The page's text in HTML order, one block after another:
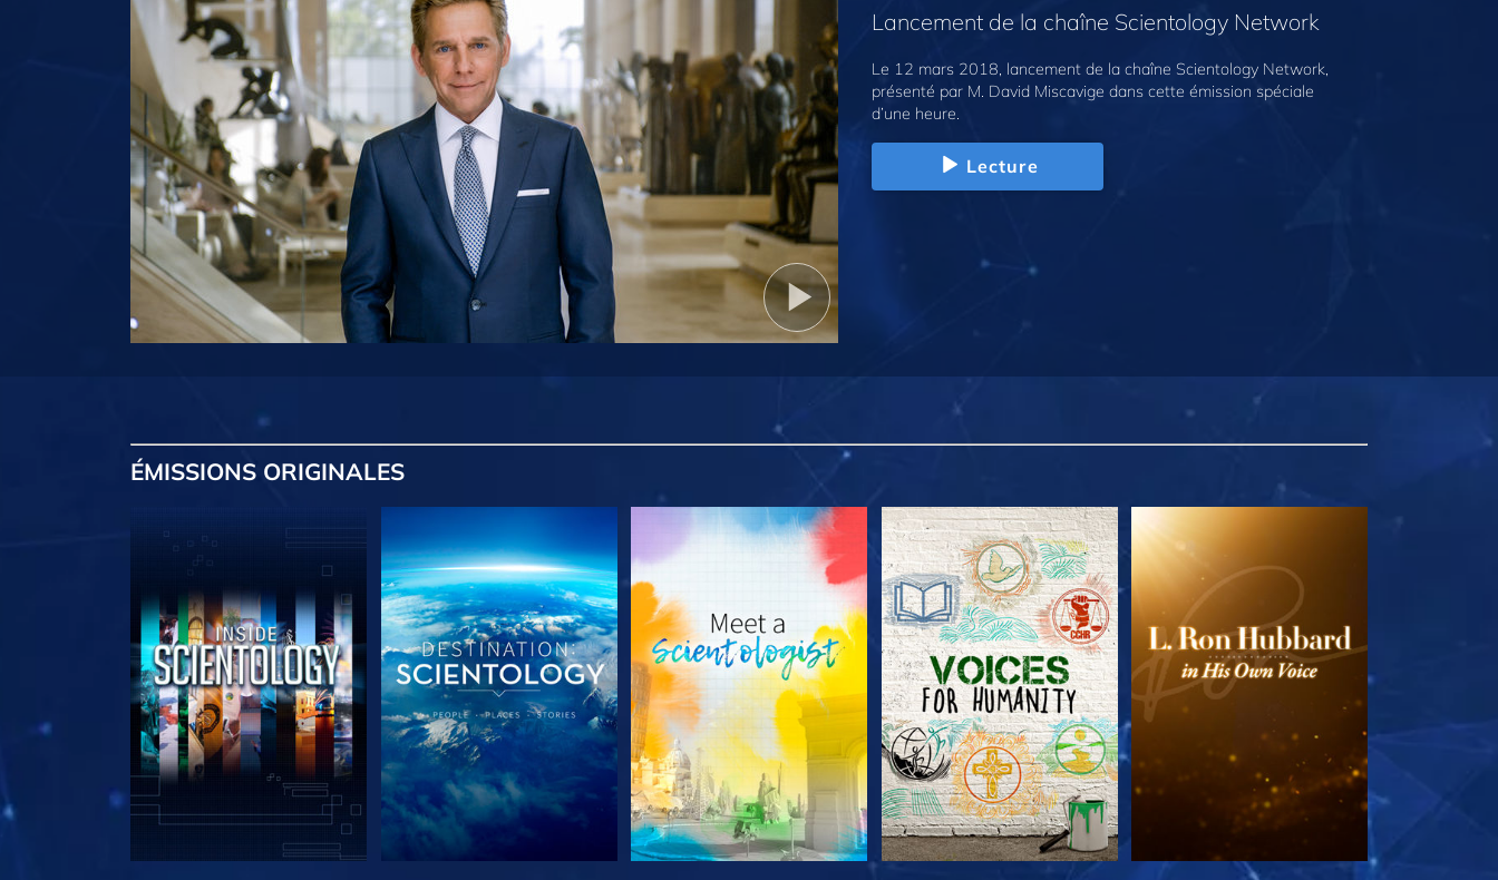
Lancement de la chaîne Scientology Network
Le 12 mars 2018, lancement de la chaîne Scientology Network,
présenté par M. David Miscavige dans cette émission spéciale
d’une heure.
Lecture
ÉMISSIONS ORIGINALES